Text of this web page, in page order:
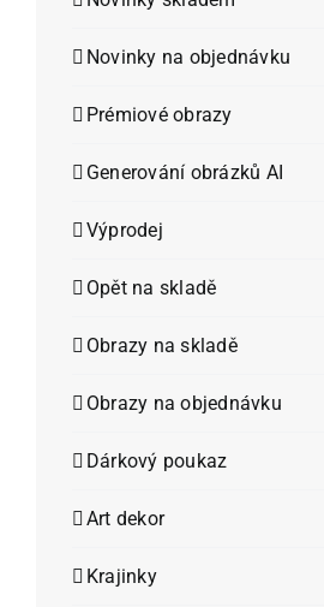
Novinky na objednávku
Prémiové obrazy
Generování obrázků AI
Výprodej
Opět na skladě
Obrazy na skladě
Obrazy na objednávku
Dárkový poukaz
Art dekor
Krajinky